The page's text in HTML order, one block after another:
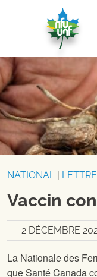
Aller au contenu
NATIONAL| LETTRE
Vaccin
2 DÉCEMBRE
La Nationale des
que Santé Canada